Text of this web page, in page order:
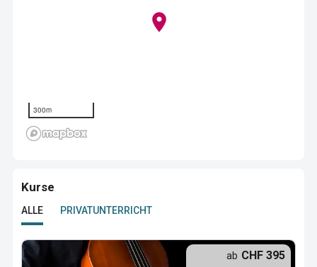
300m
Kurse
ALLE PRIVATUNTERRICHT
ab CHF 395